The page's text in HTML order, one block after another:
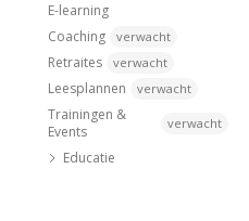
E-learning
Coaching
verwacht
Retraites verwacht
Leesplannen verwacht
Trainingen &
Events
verwacht
Educatie